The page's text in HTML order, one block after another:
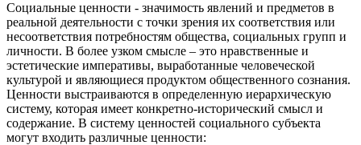
Социальные ценности - значимость явлений и предметов в
реальной деятельности с точки зрения их соответствия или
несоответствия потребностям общества, социальных групп и
личности. В более узком смысле – это нравственные и
эстетические императивы, выработанные человеческой
культурой и являющиеся продуктом общественного сознания.
Ценности выстраиваются в определенную иерархическую
систему, которая имеет конкретно-исторический смысл и
содержание. В систему ценностей социального субъекта
могут входить различные ценности: